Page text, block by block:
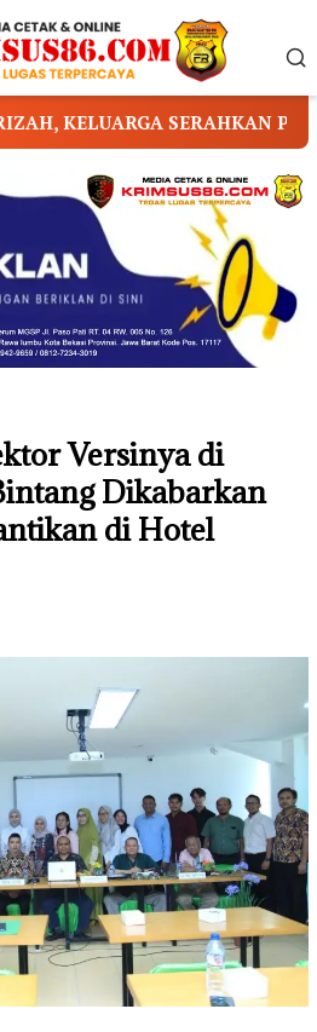
PENANGANAN KEPADA
Versinya di
Dikabarkan
di Hotel